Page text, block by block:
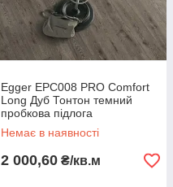
Egger EPC008 PRO Comfort
Long Дуб Тонтон темний
пробкова підлога
Немає в наявності
2 000,60 ₴/кв.м